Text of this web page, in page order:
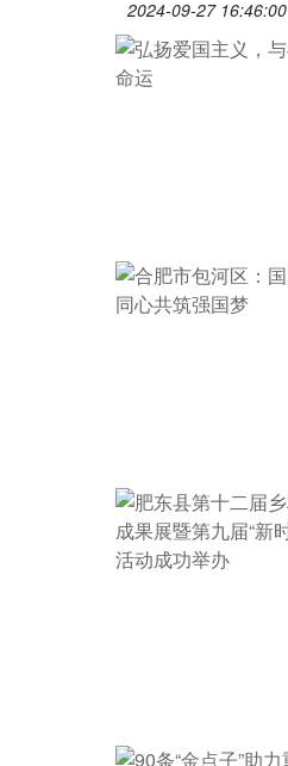
2024-09-27 16:46:00